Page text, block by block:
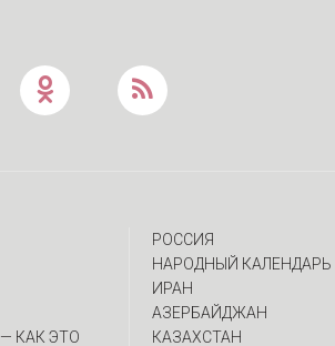
КАК ЭТО
РОССИЯ
НАРОДНЫЙ КАЛЕНДАРЬ
ИРАН
АЗЕРБАЙДЖАН
КАЗАХСТАН